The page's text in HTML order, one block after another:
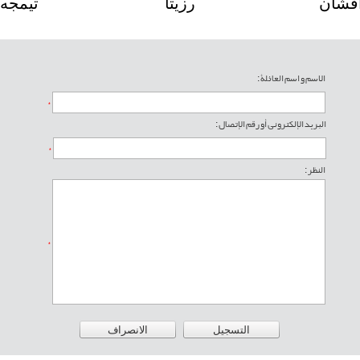
الاسم و اسم العائلة :
*
البريد الإلکتروني أو رقم الإتصال :
*
النظر :
*